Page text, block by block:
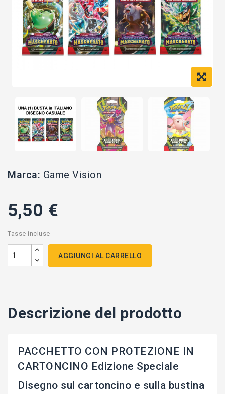
Marca: Game Vision
5,50 €
Tasse incluse
AGGIUNGI AL CARRELLO
Descrizione del prodotto
PACCHETTO CON PROTEZIONE IN
CARTONCINO Edizione Speciale
Disegno sul cartoncino e sulla bustina